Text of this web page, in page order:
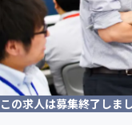
この求人は募集終了しま